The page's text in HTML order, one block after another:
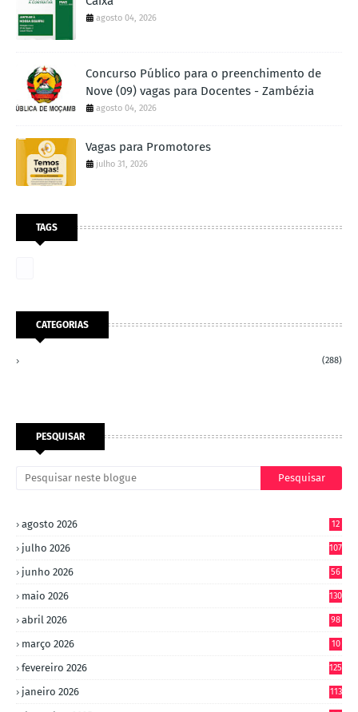
agosto 04, 2026
Concurso Público para o preenchimento de
Nove (09) vagas para Docentes - Zambézia
agosto 04, 2026
Vagas para Promotores
julho 31, 2026
TAGS
CATEGORIAS
(288)
PESQUISAR
agosto 2026 12
julho 2026 107
junho 2026 56
maio 2026 130
abril 2026 98
março 2026
10
fevereiro 2026 125
janeiro 2026 113